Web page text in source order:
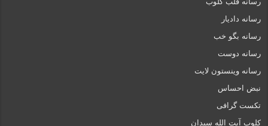
رسانه دادیار
رسانه بگو خب
رسانه دوست
رسانه وینستون لایت
نبض احساس
تکست گرافی
کلوب آیت الله سیدان